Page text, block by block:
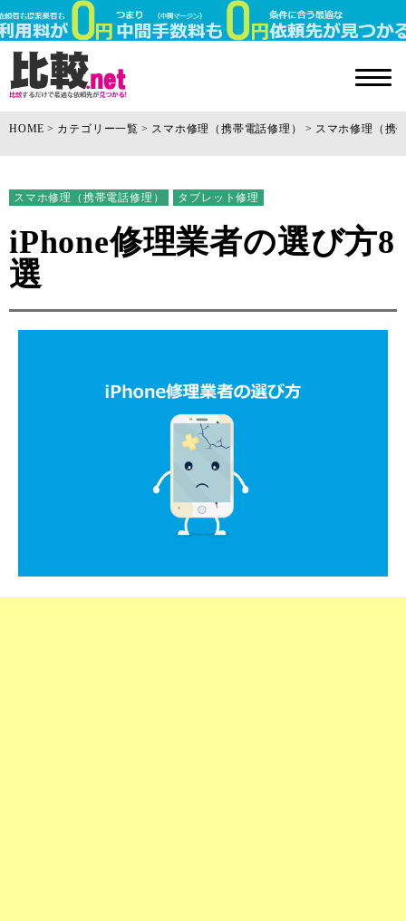
HOME カテゴリー一覧 スマホ修理（携帯電話修理） スマホ修理（携
スマホ修理（携帯電話修理） タブレット修理
iPhone修理業者の選び方8
選